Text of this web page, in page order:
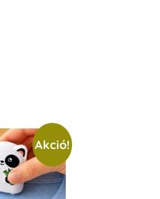
Akció!